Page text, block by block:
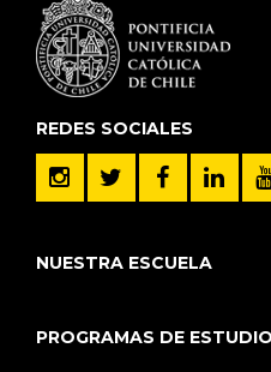
REDES SOCIALES
NUESTRA ESCUELA
PROGRAMAS DE ESTUDIO